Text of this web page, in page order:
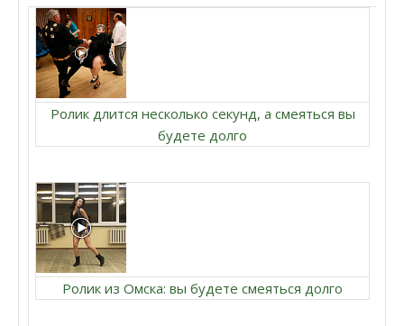
Ролик длится несколько секунд, а смеяться вы
будете долго
Ролик из Омска: вы будете смеяться долго